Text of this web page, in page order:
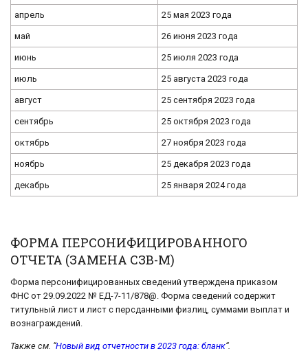
апрель 25 мая 2023 года
май 26 июня 2023 года
июнь 25 июля 2023 года
июль 25 августа 2023 года
август 25 сентября 2023 года
сентябрь 25 октября 2023 года
октябрь 27 ноября 2023 года
ноябрь 25 декабря 2023 года
декабрь 25 января 2024 года
ФОРМА ПЕРСОНИФИЦИРОВАННОГО
ОТЧЕТА (ЗАМЕНА СЗВ-М)
Форма персонифицированных сведений утверждена приказом
ФНС от 29.09.2022 № ЕД-7-11/878@. Форма сведений содержит
титульный лист и лист с персданными физлиц, суммами выплат и
вознаграждений.
Также см. “Новый вид отчетности в 2023 года: бланк“.